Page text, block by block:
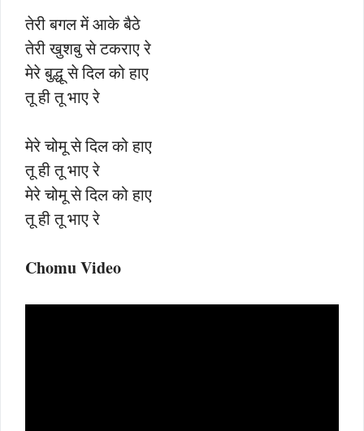
तेरी बगल में आके बैठे
तेरी खुशबु से टकराए रे
मेरे बुद्धू से दिल को हाए
तू ही तू भाए रे
मेरे चोमू से दिल को हाए
तू ही तू भाए रे
मेरे चोमू से दिल को हाए
तू ही तू भाए रे
Chomu Video